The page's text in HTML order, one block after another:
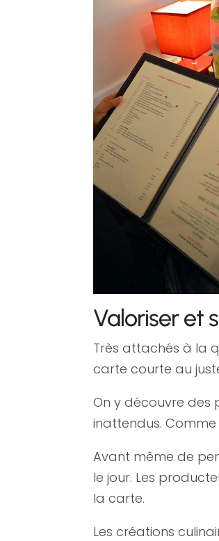
Valoriser et
Très attachés à la
carte courte au
On y découvre des
inattendus.
Avant même de
le jour. Les
la carte.
Les créations